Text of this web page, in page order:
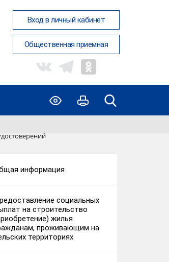
Вход в личный кабинет
Общественная приемная
информация
социальных
на строительство
жилья
проживающим на
территориях